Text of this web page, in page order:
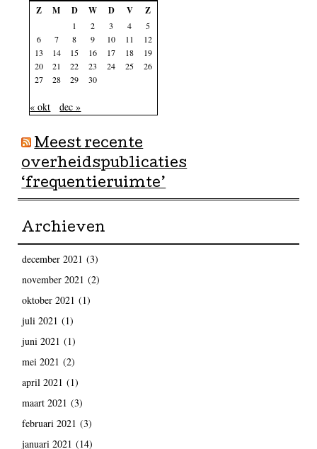
Z
M D W D V Z
1 2 3 4
5
6
7 8 9 10 11
12
13
14 15 16 17 18
19
20
21 22 23 24 25
26
27
28 29 30
« okt dec »
Meest recente
overheidspublicaties
‘frequentieruimte’
Archieven
december 2021 (3)
november 2021 (2)
oktober 2021 (1)
juli 2021 (1)
juni 2021 (1)
mei 2021 (2)
april 2021 (1)
maart 2021 (3)
februari 2021 (3)
januari 2021 (14)